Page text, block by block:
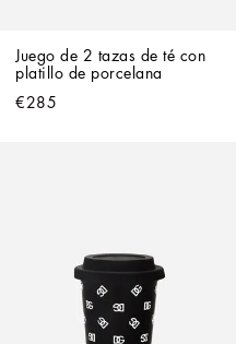
Juego de 2 tazas de té con
platillo de porcelana
€285